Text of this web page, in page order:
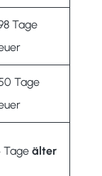
Tage
Tage
Tage älter